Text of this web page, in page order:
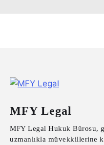
MFY Legal
MFY Legal Hukuk Bürosu,
uzmanlıkla müvekkillerine